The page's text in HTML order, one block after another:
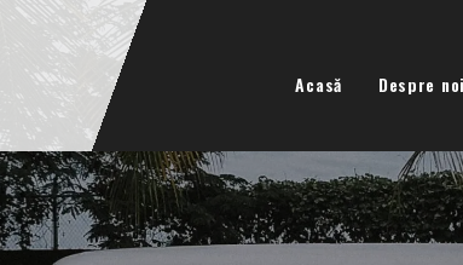
Acasă Despre noi